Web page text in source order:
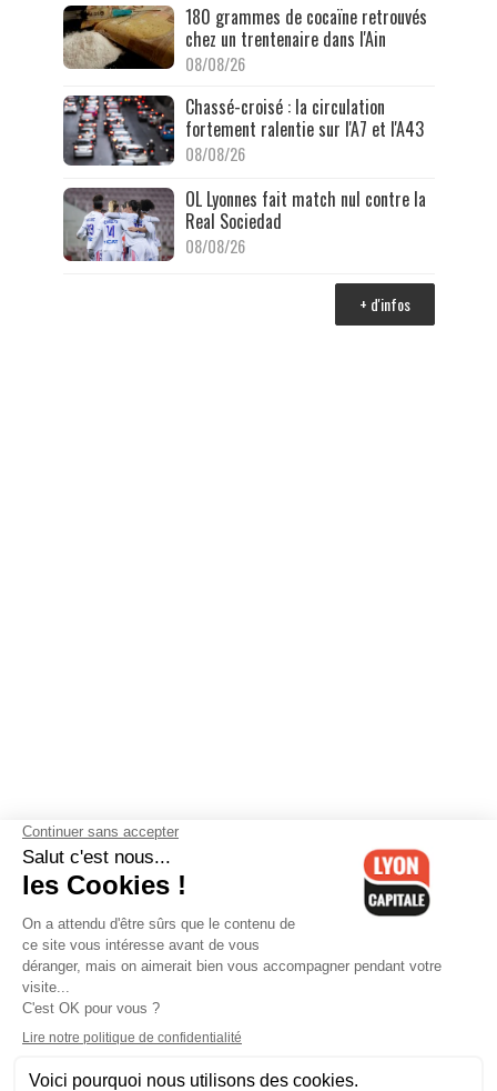
180 grammes de cocaïne retrouvés
chez un trentenaire dans l'Ain
08/08/26
Chassé-croisé : la circulation
fortement ralentie sur l'A7 et l'A43
08/08/26
OL Lyonnes fait match nul contre la
Real Sociedad
08/08/26
+ d'infos